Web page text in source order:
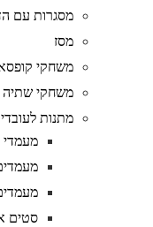
מסגרות עם
מסז
משחקי קופסא
משחקי שתיה
מתנות
מעמדי
מעמדים
מעמדים
סטים